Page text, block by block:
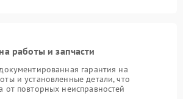
работы и запчасти
гарантия на
и установленные детали, что
от повторных неисправностей